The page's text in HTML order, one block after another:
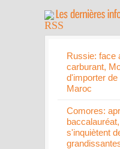
Russie: face
carburant,
d'importer
Maroc
Comores:
s'inquiètent